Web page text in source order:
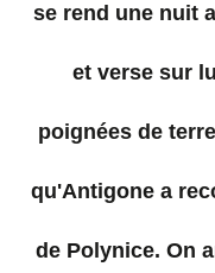
se rend une nuit
et verse sur
poignées de
qu'Antigone a
de Polynice. On